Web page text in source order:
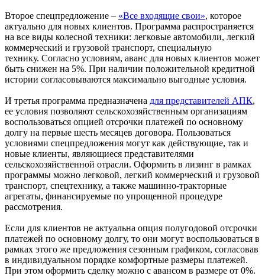
Второе спецпредложение – «Все входящие свои», которое
актуально для новых клиентов. Программа распространяется
на все виды колесной техники: легковые автомобили, легкий
коммерческий и грузовой транспорт, специальную
технику. Согласно условиям, аванс для новых клиентов может
быть снижен на 5%. При наличии положительной кредитной
истории согласовываются максимально выгодные условия.
И третья программа предназначена для представителей АПК,
ее условия позволяют сельскохозяйственным организациям
воспользоваться опцией отсрочки платежей по основному
долгу на первые шесть месяцев договора. Пользоваться
условиями спецпредложения могут как действующие, так и
новые клиенты, являющиеся представителями
сельскохозяйственной отрасли. Оформить в лизинг в рамках
программы можно легковой, легкий коммерческий и грузовой
транспорт, спецтехнику, а также машинно-тракторные
агрегаты, финансируемые по упрощенной процедуре
рассмотрения.
Если для клиентов не актуальна опция полугодовой отсрочки
платежей по основному долгу, то они могут воспользоваться в
рамках этого же предложения сезонным графиком, согласовав
в индивидуальном порядке комфортные размеры платежей.
При этом оформить сделку можно с авансом в размере от 0%.